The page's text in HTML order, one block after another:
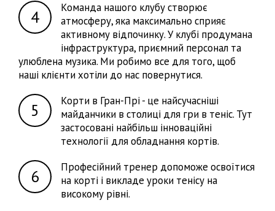
Команда нашого клубу створює
атмосферу, яка максимально сприяє
активному відпочинку. У клубі продумана
інфраструктура, приємний персонал та
улюблена музика. Ми робимо все для того, щоб
наші клієнти хотіли до нас повернутися.
Корти в Гран-Прі - це найсучасніші
майданчики в столиці для гри в теніс. Тут
застосовані найбільш інноваційні
технології для обладнання кортів.
Професійний тренер допоможе освоїтися
на корті і викладе уроки тенісу на
високому рівні.